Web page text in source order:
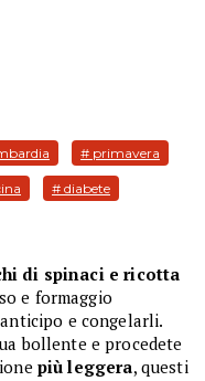
# primavera
# diabete
di spinaci e ricotta
e formaggio
e congelarli.
bollente e procedete
più leggera, questi